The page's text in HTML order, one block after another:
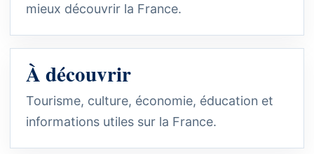
mieux découvrir la France.
À découvrir
Tourisme, culture, économie, éducation et
informations utiles sur la France.